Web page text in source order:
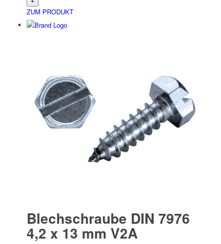
ZUM PRODUKT
Blechschraube DIN 7976
4,2 x 13 mm V2A